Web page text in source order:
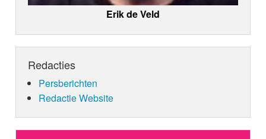
Erik de Veld
Redacties
Persberichten
Redactie Website